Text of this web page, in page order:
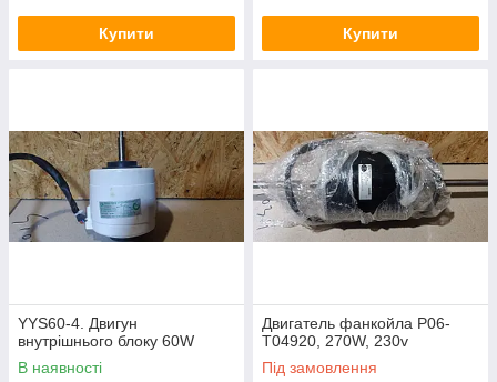
Купити Купити
YYS60-4. Двигун
внутрішнього блоку 60W
В наявності
Двигатель фанкойла P06-
T04920, 270W, 230v
Під замовлення